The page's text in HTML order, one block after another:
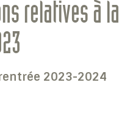
relatives à la
2023-2024